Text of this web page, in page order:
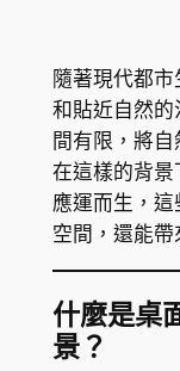
隨著現代都
和貼近自然
間有限，將
在這樣的背
應運而生，
空間，還能帶
什麼是桌
景？